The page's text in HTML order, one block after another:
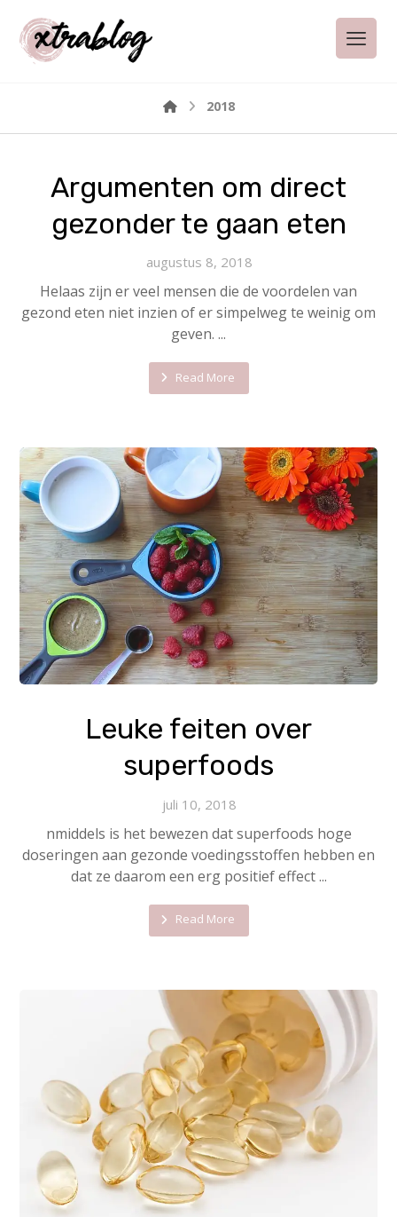
2018
Argumenten om direct
gezonder te gaan eten
augustus 8, 2018
Helaas zijn er veel mensen die de voordelen van
gezond eten niet inzien of er simpelweg te weinig om
geven. ...
Read More
Leuke feiten over
superfoods
juli 10, 2018
nmiddels is het bewezen dat superfoods hoge
doseringen aan gezonde voedingsstoffen hebben en
dat ze daarom een erg positief effect ...
Read More